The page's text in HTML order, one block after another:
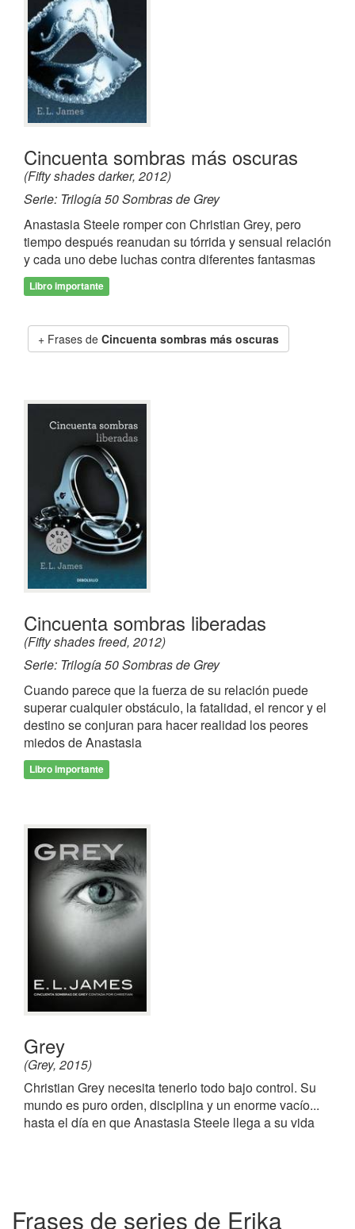
Cincuenta sombras más oscuras
(Fifty shades darker, 2012)
Serie: Trilogía 50 Sombras de Grey
Anastasia Steele romper con Christian Grey, pero
tiempo después reanudan su tórrida y sensual relación
y cada uno debe luchas contra diferentes fantasmas
Libro importante
Frases de Cincuenta sombras más oscuras
Cincuenta sombras liberadas
(Fifty shades freed, 2012)
Serie: Trilogía 50 Sombras de Grey
Cuando parece que la fuerza de su relación puede
superar cualquier obstáculo, la fatalidad, el rencor y el
destino se conjuran para hacer realidad los peores
miedos de Anastasia
Libro importante
Grey
(Grey, 2015)
Christian Grey necesita tenerlo todo bajo control. Su
mundo es puro orden, disciplina y un enorme vacío...
hasta el día en que Anastasia Steele llega a su vida
Frases de series de Erika